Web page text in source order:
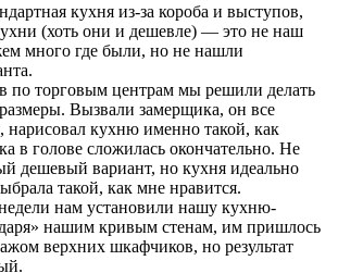
кухня из-за короба и выступов,
(хоть они и дешевле) — это не наш
много где были, но не нашли
по торговым центрам мы решили делать
Вызвали замерщика, он все
нарисовал кухню именно такой, как
в голове сложилась окончательно. Не
дешевый вариант, но кухня идеально
такой, как мне нравится.
нам установили нашу кухню-
нашим кривым стенам, им пришлось
верхних шкафчиков, но результат